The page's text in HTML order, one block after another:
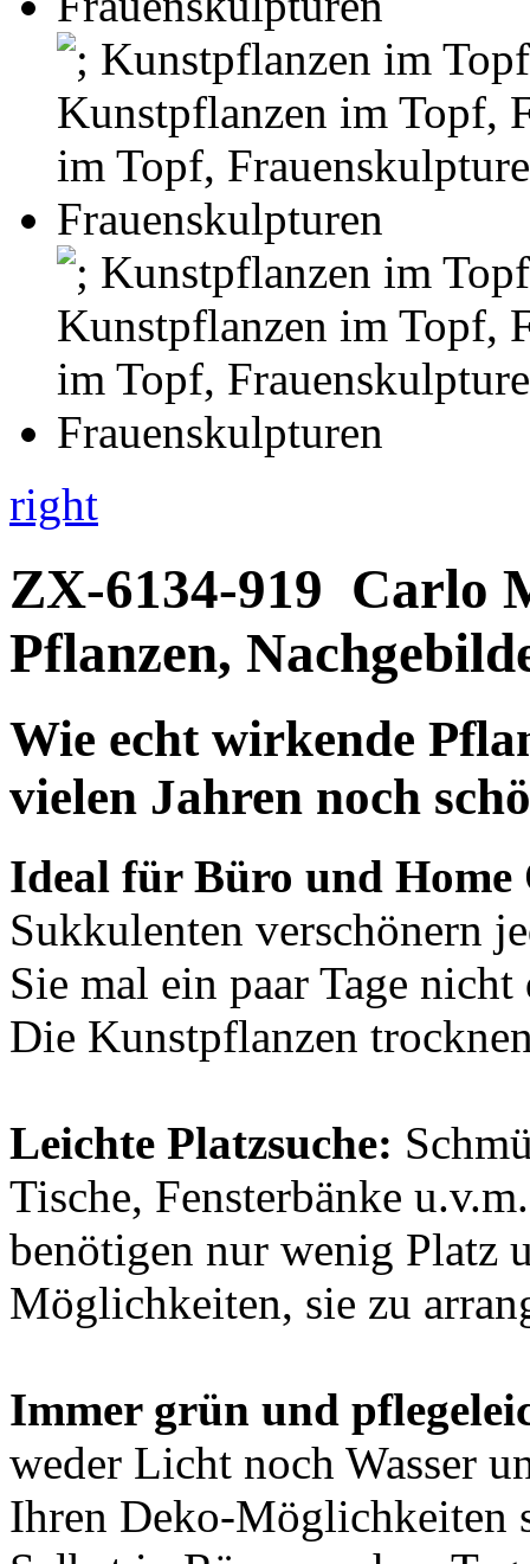
right
ZX-6134-919 Carlo
Pflanzen,
Wie echt wirkende
vielen Jahren noch
Ideal für Büro und Home
Sukkulenten verschönern
Sie mal ein paar Tage
Die Kunstpflanzen
Leichte Platzsuche:
Tische, Fensterbänke
benötigen nur wenig Platz
Möglichkeiten, sie zu
Immer grün und
weder Licht noch Wasser
Ihren Deko-Möglichkeiten